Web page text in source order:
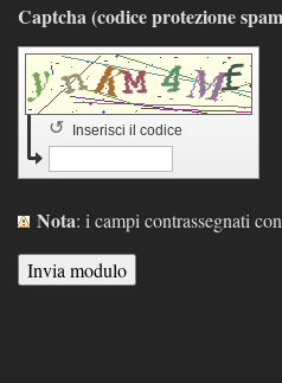
Inserisci il codice
↺
Nota : i campi contrassegnati con